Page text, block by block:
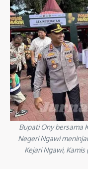
Bupati Ony bersama
Negeri Ngawi
Kejari Ngawi,